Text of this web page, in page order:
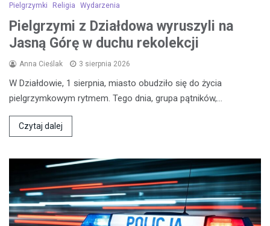
Pielgrzymki Religia Wydarzenia
Pielgrzymi z Działdowa wyruszyli na
Jasną Górę w duchu rekolekcji
Anna Cieślak 3 sierpnia 2026
W Działdowie, 1 sierpnia, miasto obudziło się do życia
pielgrzymkowym rytmem. Tego dnia, grupa pątników,…
Czytaj dalej